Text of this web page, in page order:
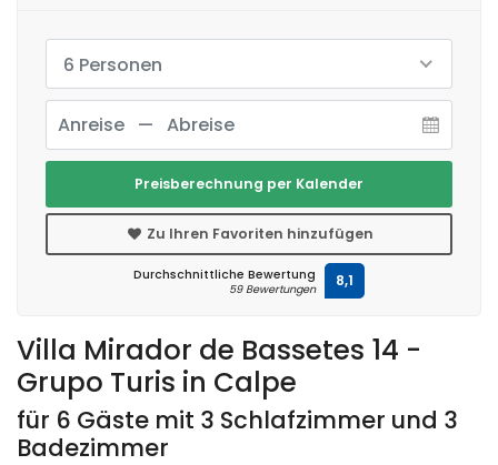
Villa Mirador de Bassetes 14 -
Grupo Turis in Calpe
für 6 Gäste mit 3 Schlafzimmer und 3
Badezimmer
6 Personen
Preisberechnung per Kalender
Zu Ihren Favoriten hinzufügen
Durchschnittliche Bewertung
59 Bewertungen 8,1